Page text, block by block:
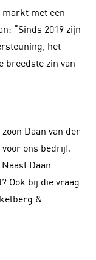
met een
“Sinds 2019 zijn
het
breedste zin van
Daan van der
ons bedrijf.
Daan
Ook bij die vraag
&